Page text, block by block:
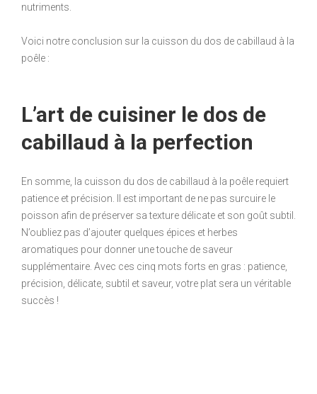
nutriments.
Voici notre conclusion sur la cuisson du dos de cabillaud à la
poêle :
L’art de cuisiner le dos de
cabillaud à la perfection
En somme, la cuisson du dos de cabillaud à la poêle requiert
patience et précision. Il est important de ne pas surcuire le
poisson afin de préserver sa texture délicate et son goût subtil.
N’oubliez pas d’ajouter quelques épices et herbes
aromatiques pour donner une touche de saveur
supplémentaire. Avec ces cinq mots forts en gras : patience,
précision, délicate, subtil et saveur, votre plat sera un véritable
succès !